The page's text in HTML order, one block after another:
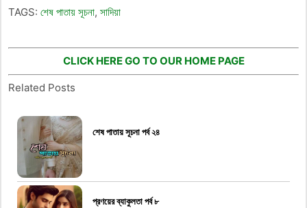
TAGS: শেষ পাতায় সূচনা, সাদিয়া
CLICK HERE GO TO OUR HOME PAGE
Related Posts
শেষ পাতায় সূচনা পর্ব ২৪
প্রণয়ের ব্যাকুলতা পর্ব ৮